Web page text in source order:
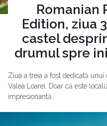
Romanian
Edition, ziua
castel
drumul spre
Ziua a treia a fost dedicată
Valea Loarei. Doar că este
impresionantă.